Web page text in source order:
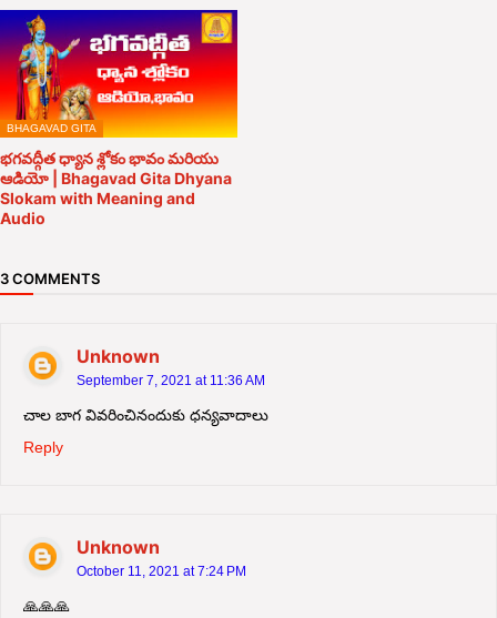
BHAGAVAD GITA
భగవద్గీత ధ్యాన శ్లోకం భావం మరియు
ఆడియో | Bhagavad Gita Dhyana
Slokam with Meaning and
Audio
3 COMMENTS
Unknown
September 7, 2021 at 11:36 AM
చాల బాగ వివరించినందుకు ధన్యవాదాలు
Reply
Unknown
October 11, 2021 at 7:24 PM
🙏🙏🙏